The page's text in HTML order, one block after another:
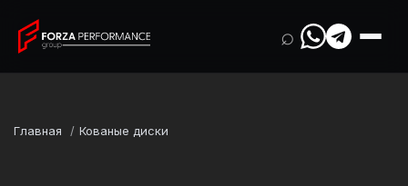
⌕
Главная Кованые диски